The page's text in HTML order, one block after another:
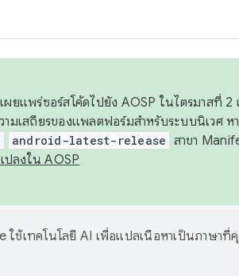
ผยแพร่ซอร์สโค้ดไปยัง AOSP ในไตรมาสที่
มเสถียรของแพลตฟอร์มสำหรับระบบนิเวศ ห
android-latest-release สาขา
ปลงใน AOSP
ใช้เทคโนโลยี AI เพื่อแปลเนื้อหาเป็นภาษาที่